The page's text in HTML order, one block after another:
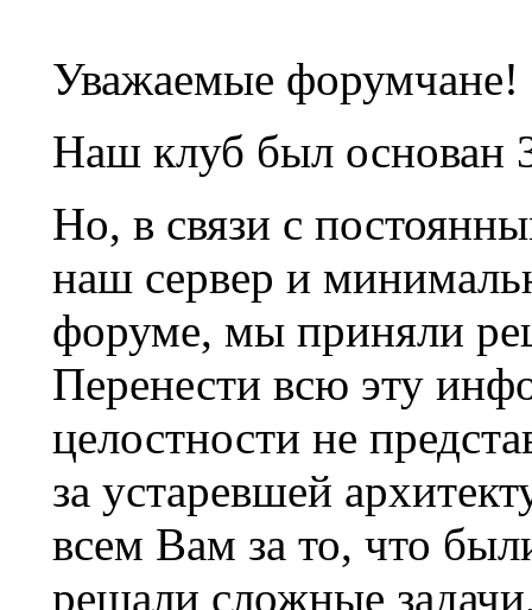
Уважаемые форумчане!
Наш клуб был основан
Но, в связи с
наш сервер и
форуме, мы приняли
Перенести всю эту
целостности не
за устаревшей
всем Вам за то, что
решали сложные